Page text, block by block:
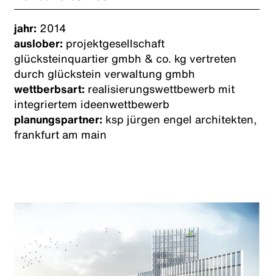
jahr: 2014
auslober: projektgesellschaft
glücksteinquartier gmbh & co. kg vertreten
durch glückstein verwaltung gmbh
wettberbsart: realisierungswettbewerb mit
integriertem ideenwettbewerb
planungspartner: ksp jürgen engel architekten,
frankfurt am main